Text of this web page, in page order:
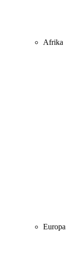
Afrika
Europa